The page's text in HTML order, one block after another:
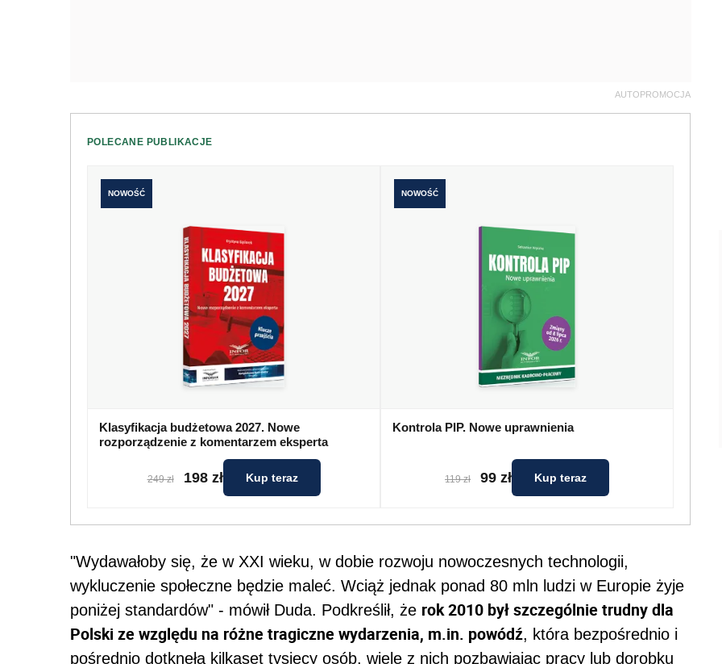
AUTOPROMOCJA
POLECANE PUBLIKACJE
NOWOŚĆ
Klasyfikacja budżetowa 2027. Nowe
rozporządzenie z komentarzem eksperta
249 zł 198 zł Kup teraz
NOWOŚĆ
Kontrola PIP. Nowe uprawnienia
119 zł 99 zł Kup teraz
"Wydawałoby się, że w XXI wieku, w dobie rozwoju nowoczesnych technologii,
wykluczenie społeczne będzie maleć. Wciąż jednak ponad 80 mln ludzi w Europie żyje
poniżej standardów" - mówił Duda. Podkreślił, że rok 2010 był szczególnie trudny dla
Polski ze względu na różne tragiczne wydarzenia, m.in. powódź, która bezpośrednio i
pośrednio dotknęła kilkaset tysięcy osób, wiele z nich pozbawiając pracy lub dorobku